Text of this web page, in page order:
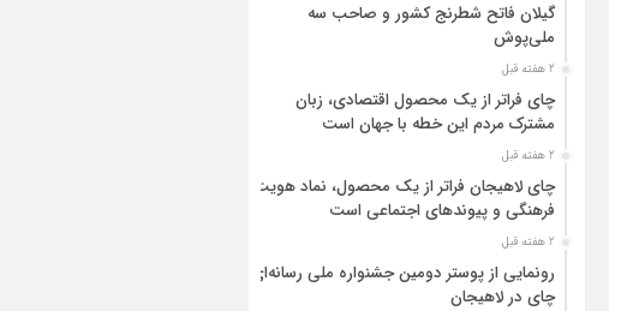
گیلان فاتح شطرنج کشور و صاحب سه
ملی‌پوش
2 هفته قبل
چای فراتر از یک محصول اقتصادی، زبان
مشترک مردم این خطه با جهان است
2 هفته قبل
چای لاهیجان فراتر از یک محصول، نماد هویت
فرهنگی و پیوندهای اجتماعی است
2 هفته قبل
رونمایی از پوستر دومین جشنواره ملی رسانه‌ای
چای در لاهیجان